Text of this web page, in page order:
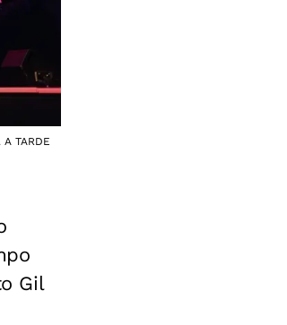
TARDE
Gil